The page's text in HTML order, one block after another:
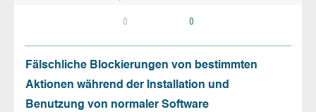
0 0
Fälschliche Blockierungen von bestimmten
Aktionen während der Installation und
Benutzung von normaler Software